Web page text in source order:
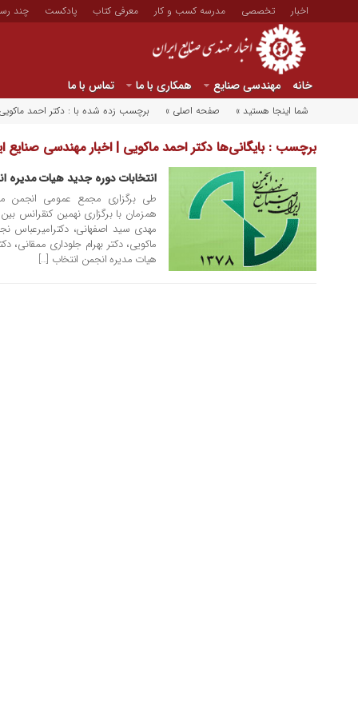
اخبار تخصصی مدرسه کسب و کار معرفی کتاب پادکست چند
خانه مهندسی صنایع همکاری با ما تماس با ما
شما اینجا هستید » صفحه اصلی » برچسب زده شده با : دکتر احمد ماکویی
برچسب : بایگانی‌ها دکتر احمد ماکویی | اخبار مهندسی صنایع
انتخابات دوره جدید هیات مدیره
طی برگزاری مجمع عمومی انجمن
همزمان با برگزاری نهمین کنقرانس
مهدی سید اصفهانی، دکترامیرعباس
ماکویی، دکتر بهرام جلوداری ممقانی،
هیات مدیره انجمن انتخاب […]